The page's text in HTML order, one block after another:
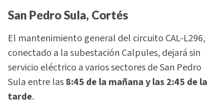
San Pedro Sula, Cortés
El mantenimiento general del circuito CAL-L296,
conectado a la subestación Calpules, dejará sin
servicio eléctrico a varios sectores de San Pedro
Sula entre las8:45 de la mañana y las 2:45 de la
tarde.